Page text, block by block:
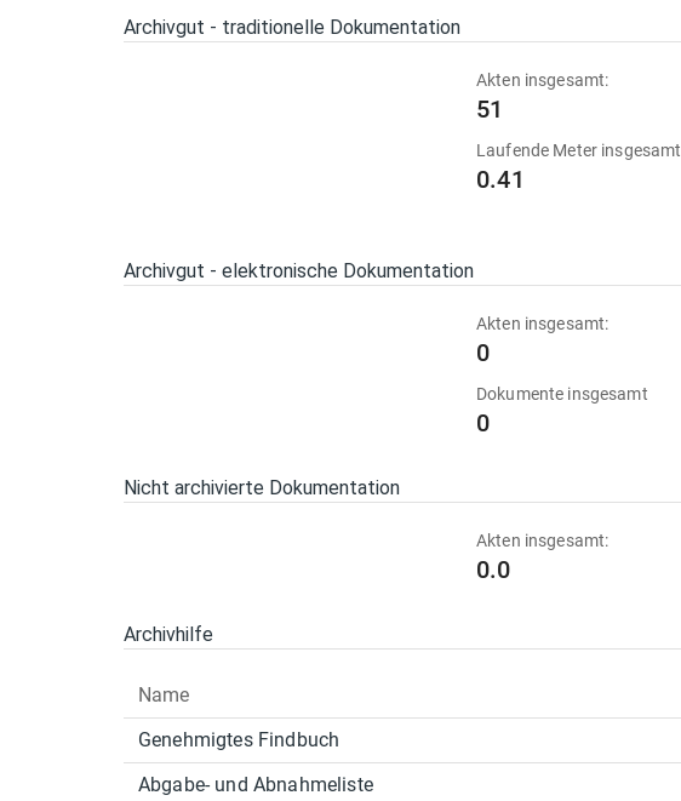
Archivgut - traditionelle Dokumentation
Akten insgesamt:
51
Laufende Meter insgesamt
0.41
Archivgut - elektronische Dokumentation
Akten insgesamt:
0
Dokumente insgesamt
0
Nicht archivierte Dokumentation
Akten insgesamt:
0.0
Archivhilfe
Name
Genehmigtes Findbuch
Abgabe- und Abnahmeliste